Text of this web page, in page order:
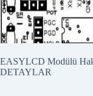
EASYLCD Modülü
DETAYLAR